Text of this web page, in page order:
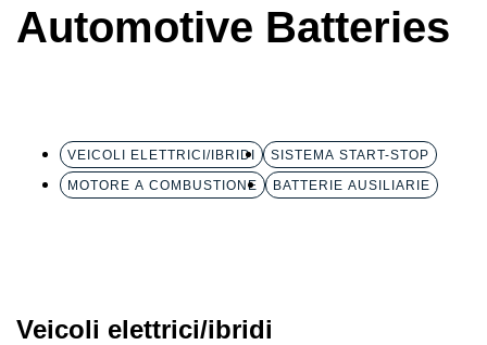
Automotive Batteries
VEICOLI ELETTRICI/IBRIDI
SISTEMA START-STOP
MOTORE A COMBUSTIONE
BATTERIE AUSILIARIE
Veicoli elettrici/ibridi